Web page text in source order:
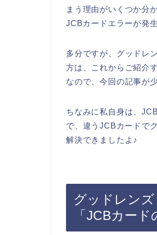
まう理由がいくつか分
JCBカードエラーが発
多分ですが、グッドレ
方は、これからご紹介
なので、今回の記事が
ちなみに私自身は、
で、違うJCBカードで
解決できましたよ♪
グッドレン
「JCBカー